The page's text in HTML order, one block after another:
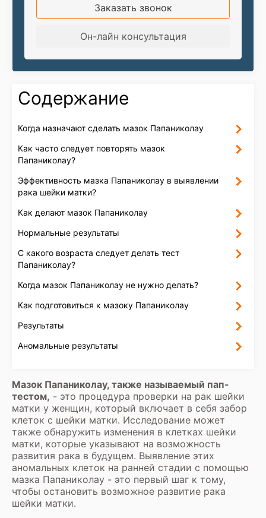
Заказать звонок
Он-лайн консультация
Содержание
Когда назначают сделать мазок Папаниколау
Как часто следует повторять мазок
Папаниколау?
Эффективность мазка Папаниколау в выявлении
рака шейки матки?
Как делают мазок Папаниколау
Нормальные результаты
С какого возраста следует делать тест
Папаниколау?
Когда мазок Папаниколау не нужно делать?
Как подготовиться к мазоку Папаниколау
Результаты
Аномальные результаты
Мазок Папаниколау, также называемый пап-
тестом, - это процедура проверки на рак шейки
матки у женщин, который включает в себя забор
клеток с шейки матки. Исследование может
также обнаружить изменения в клетках шейки
матки, которые указывают на возможность
развития рака в будущем. Выявление этих
аномальных клеток на ранней стадии с помощью
мазка Папаниколау - это первый шаг к тому,
чтобы остановить возможное развитие рака
шейки матки.